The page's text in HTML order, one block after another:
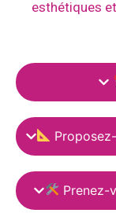
esthétiques
Prenez-